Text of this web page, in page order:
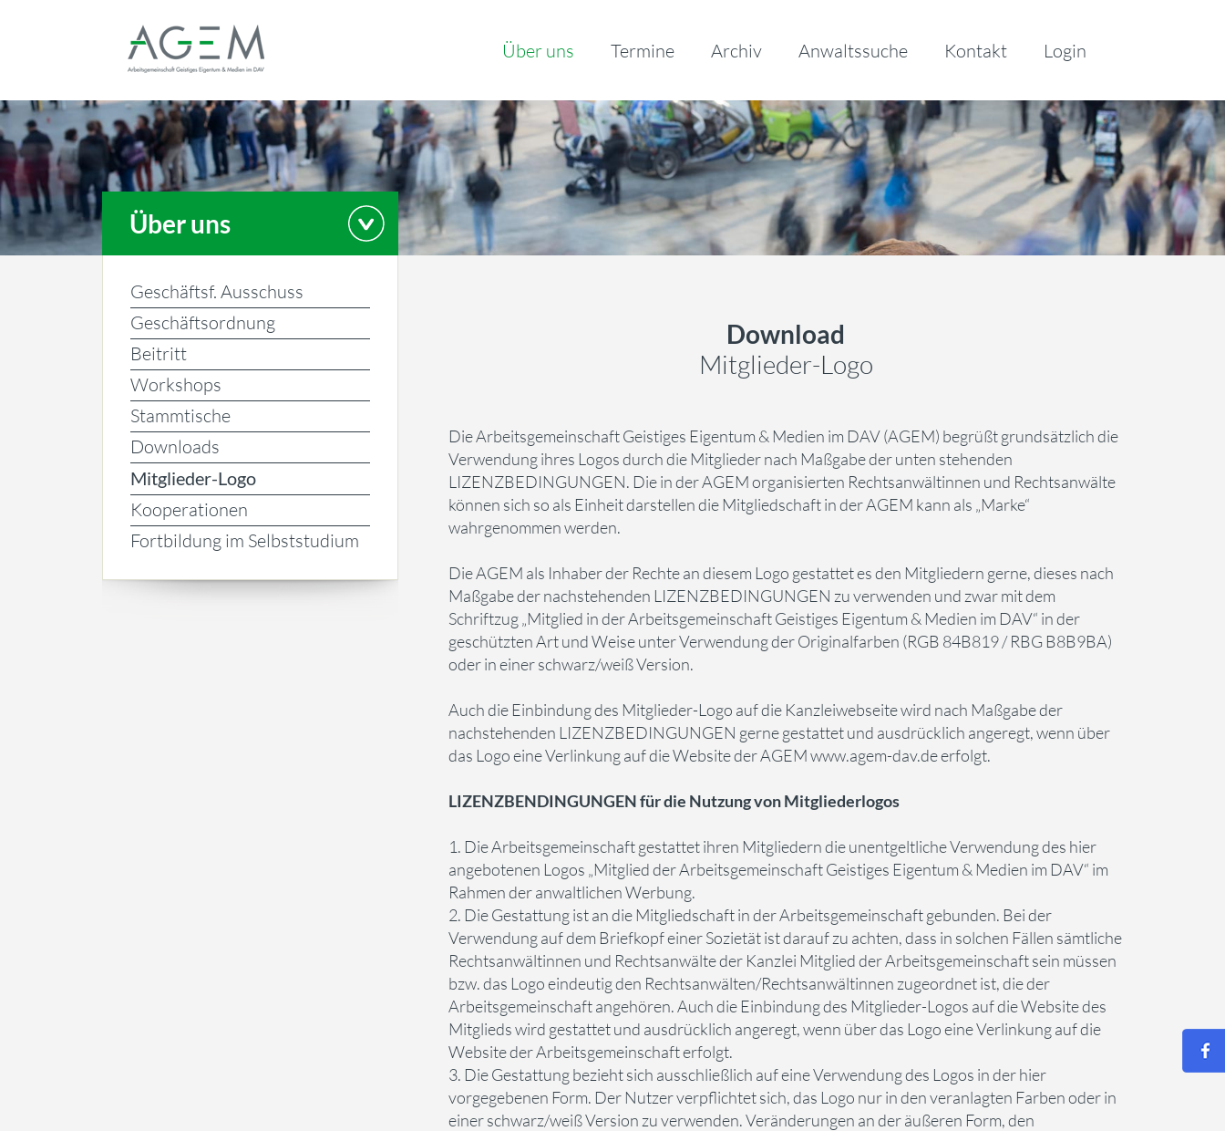
Über uns Termine Archiv Anwaltssuche Kontakt Login
Über uns
Geschäftsf. Ausschuss
Geschäftsordnung
Beitritt
Workshops
Stammtische
Downloads
Mitglieder-Logo
Kooperationen
Fortbildung im Selbststudium
Download
Mitglieder-Logo
Die Arbeitsgemeinschaft Geistiges Eigentum & Medien im DAV (AGEM) begrüßt grundsätzlich die
Verwendung ihres Logos durch die Mitglieder nach Maßgabe der unten stehenden
LIZENZBEDINGUNGEN. Die in der AGEM organisierten Rechtsanwältinnen und Rechtsanwälte
können sich so als Einheit darstellen die Mitgliedschaft in der AGEM kann als „Marke“
wahrgenommen werden.
Die AGEM als Inhaber der Rechte an diesem Logo gestattet es den Mitgliedern gerne, dieses nach
Maßgabe der nachstehenden LIZENZBEDINGUNGEN zu verwenden und zwar mit dem
Schriftzug „Mitglied in der Arbeitsgemeinschaft Geistiges Eigentum & Medien im DAV“ in der
geschützten Art und Weise unter Verwendung der Originalfarben (RGB 84B819 / RBG B8B9BA)
oder in einer schwarz/weiß Version.
Auch die Einbindung des Mitglieder-Logo auf die Kanzleiwebseite wird nach Maßgabe der
nachstehenden LIZENZBEDINGUNGEN gerne gestattet und ausdrücklich angeregt, wenn über
das Logo eine Verlinkung auf die Website der AGEM www.agem-dav.de erfolgt.
LIZENZBENDINGUNGEN für die Nutzung von Mitgliederlogos
1. Die Arbeitsgemeinschaft gestattet ihren Mitgliedern die unentgeltliche Verwendung des hier
angebotenen Logos „Mitglied der Arbeitsgemeinschaft Geistiges Eigentum & Medien im DAV“ im
Rahmen der anwaltlichen Werbung.
2. Die Gestattung ist an die Mitgliedschaft in der Arbeitsgemeinschaft gebunden. Bei der
Verwendung auf dem Briefkopf einer Sozietät ist darauf zu achten, dass in solchen Fällen sämtliche
Rechtsanwältinnen und Rechtsanwälte der Kanzlei Mitglied der Arbeitsgemeinschaft sein müssen
bzw. das Logo eindeutig den Rechtsanwälten/Rechtsanwältinnen zugeordnet ist, die der
Arbeitsgemeinschaft angehören. Auch die Einbindung des Mitglieder-Logos auf die Website des
Mitglieds wird gestattet und ausdrücklich angeregt, wenn über das Logo eine Verlinkung auf die
Website der Arbeitsgemeinschaft erfolgt.
3. Die Gestattung bezieht sich ausschließlich auf eine Verwendung des Logos in der hier
vorgegebenen Form. Der Nutzer verpflichtet sich, das Logo nur in den veranlagten Farben oder in
einer schwarz/weiß Version zu verwenden. Veränderungen an der äußeren Form, den